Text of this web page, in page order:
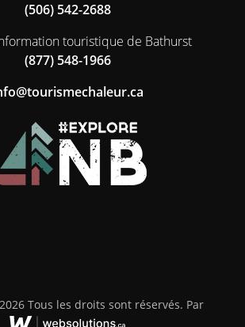
(506) 542-2688
touristique de Bathurst
(877) 548-1966
Tous les droits sont réservés. Par